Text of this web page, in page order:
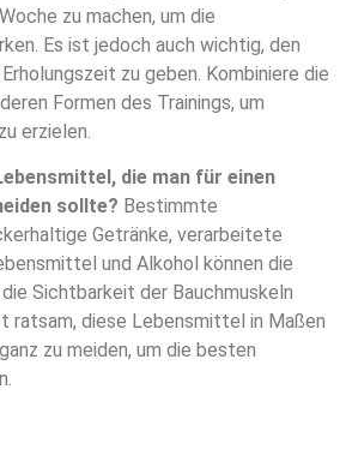
zu machen, um die
Es ist jedoch auch wichtig, den
zu geben. Kombiniere die
Formen des Trainings, um
erzielen.
die man für einen
sollte? Bestimmte
Getränke, verarbeitete
und Alkohol können die
Sichtbarkeit der Bauchmuskeln
ratsam, diese Lebensmittel in Maßen
zu meiden, um die besten